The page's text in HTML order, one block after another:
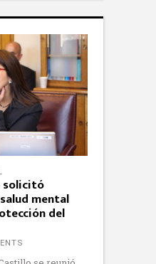
solicitó
mental
del